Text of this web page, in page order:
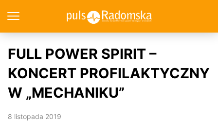
FULL POWER SPIRIT –
KONCERT PROFILAKTYCZNY
W „MECHANIKU”
8 listopada 2019